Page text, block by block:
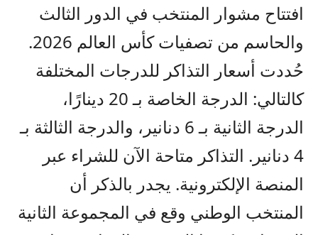
افتتاح مشوار المنتخب في الدور الثالث
والحاسم من تصفيات كأس العالم 2026.
حُددت أسعار التذاكر للدرجات المختلفة
كالتالي: الدرجة الخاصة بـ 20 دينارًا،
الدرجة الثانية بـ 6 دنانير، والدرجة الثالثة بـ
4 دنانير. التذاكر متاحة الآن للشراء عبر
المنصة الإلكترونية. يجدر بالذكر أن
المنتخب الوطني وقع في المجموعة الثانية